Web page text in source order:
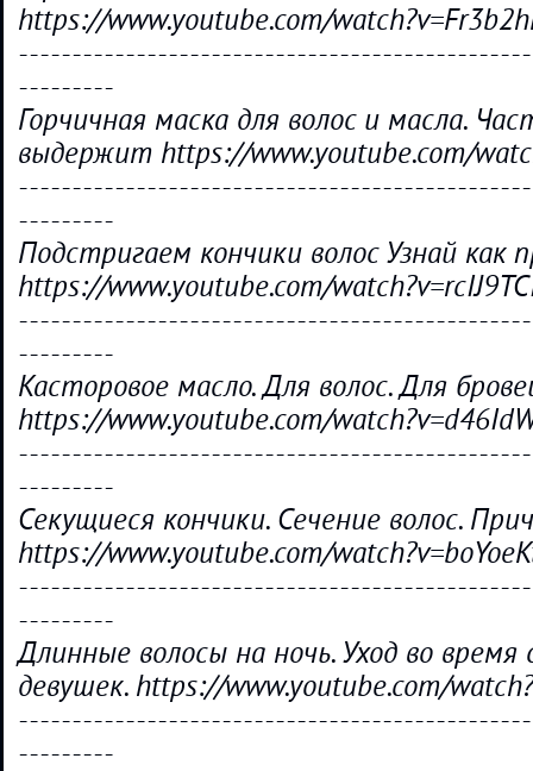
https://www.youtube.com/
---------
Горчичная маска для волос и масла.
выдержит https://www.youtube.com/
---------
Подстригаем кончики волос Узнай как
https://www.youtube.com/
---------
Касторовое масло. Для волос. Для
https://www.youtube.com/
---------
Секущиеся кончики. Сечение волос.
https://www.youtube.com/
---------
Длинные волосы на ночь. Уход во время
девушек. https://www.youtube.com/
---------